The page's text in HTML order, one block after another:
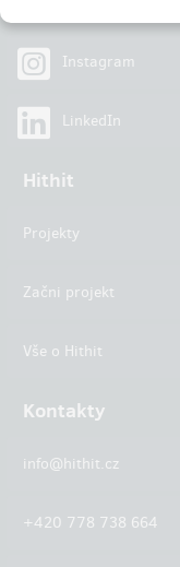
Instagram
LinkedIn
Hithit
Projekty
Začni projekt
Vše o Hithit
Kontakty
info@hithit.cz
+420 778 738 664